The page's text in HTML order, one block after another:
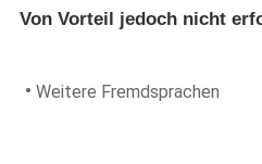
Von Vorteil jedoch nicht
• Weitere Fremdsprachen